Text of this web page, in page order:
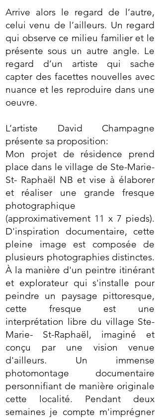
Arrive alors le regard de l’autre,
celui venu de l’ailleurs. Un regard
qui observe ce milieu familier et le
présente sous un autre angle. Le
regard d’un artiste qui sache
capter des facettes nouvelles avec
nuance et les reproduire dans une
oeuvre.
L’artiste David Champagne
présente sa proposition:
Mon projet de résidence prend
place dans le village de Ste-Marie-
St- Raphaël NB et vise à élaborer
et réaliser une grande fresque
photographique
(approximativement 11 x 7 pieds).
D'inspiration documentaire, cette
pleine image est composée de
plusieurs photographies distinctes.
À la manière d'un peintre itinérant
et explorateur qui s'installe pour
peindre un paysage pittoresque,
cette fresque est une
interprétation libre du village Ste-
Marie- St-Raphaël, imaginé et
conçu par une vision venue
d'ailleurs. Un immense
photomontage documentaire
personnifiant de manière originale
cette localité. Pendant deux
semaines je compte m'imprégner